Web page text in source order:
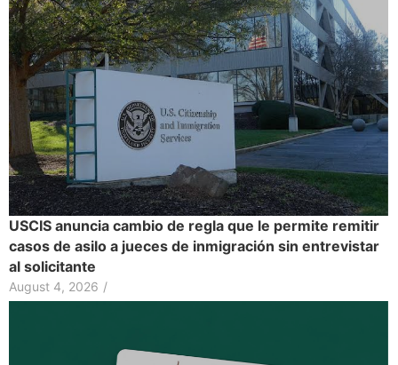
USCIS anuncia cambio de regla que le permite remitir
casos de asilo a jueces de inmigración sin entrevistar
al solicitante
August 4, 2026 /